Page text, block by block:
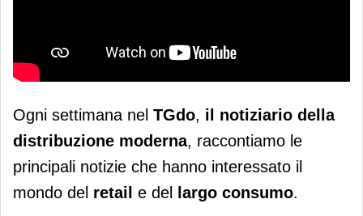
Ogni settimana nel TGdo, il notiziario della
distribuzione moderna, raccontiamo le
principali notizie che hanno interessato il
mondo del retail e del largo consumo.